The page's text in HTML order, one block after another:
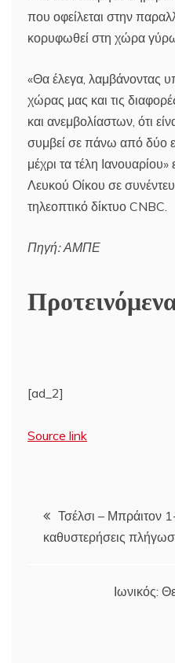
που οφείλεται στην
κορυφωθεί στη χώρα γύρω
«Θα έλεγα, λαμβάνοντας
χώρας μας και τις
και ανεμβολίαστων, ότι
συμβεί σε πάνω από δύο
μέχρι τα τέλη
Λευκού Οίκου σε
τηλεοπτικό δίκτυο CNBC.
Πηγή: ΑΜΠΕ
[ad_2]
Source link
Πλοήγηση
άρθρων
Τσέλσι – Μπράιτον
καθυστερήσεις
Ιωνικός: